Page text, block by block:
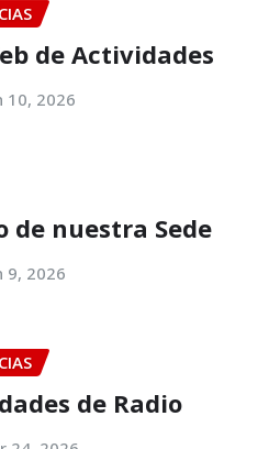
de Actividades
10, 2026
de nuestra Sede
9, 2026
de Radio